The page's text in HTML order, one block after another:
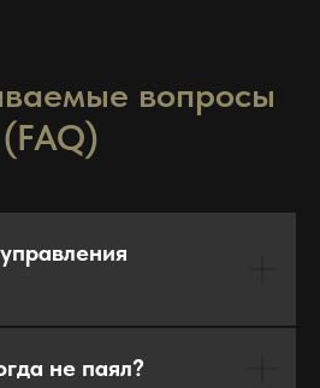
вопросы
(FAQ)
не паял?